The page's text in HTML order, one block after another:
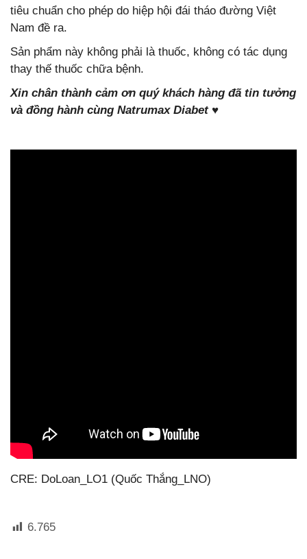
tiêu chuẩn cho phép do hiệp hội đái tháo đường Việt
Nam đề ra.
Sản phẩm này không phải là thuốc, không có tác dụng
thay thế thuốc chữa bệnh.
Xin chân thành cảm ơn quý khách hàng đã tin tưởng
và đồng hành cùng Natrumax Diabet ♥
CRE: DoLoan_LO1 (Quốc Thắng_LNO)
6.765